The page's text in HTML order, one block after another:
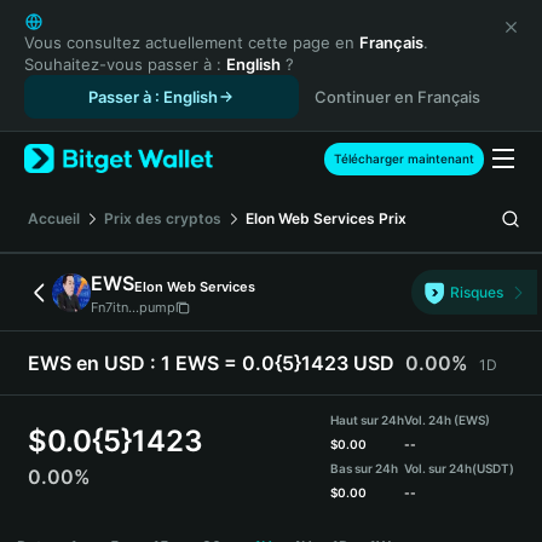
English
日本語
Tiếng Việt
Español (Latinoamérica)
Türkçe
Français
Deutsch
简体中文
繁體中文
Português (Portugal)
Bahasa Indonesia
ภาษาไทย
Español
Español (Argentina)
Vous consultez actuellement cette page en Français.
Souhaitez-vous passer à : English ?
Passer à : English
Continuer en Français
Télécharger maintenant
Accueil Prix des cryptos Elon Web Services Prix
EWSElon Web Services
Fn7itn...pump
Risques
EWS en USD : 1 EWS = 0.0{5}1423 USD 0.00% 1D
$0.0{5}1423
0.00%
Haut sur 24h
$0.00
Bas sur 24h
$0.00
Vol. 24h (EWS)
--
Vol. sur 24h(USDT)
--